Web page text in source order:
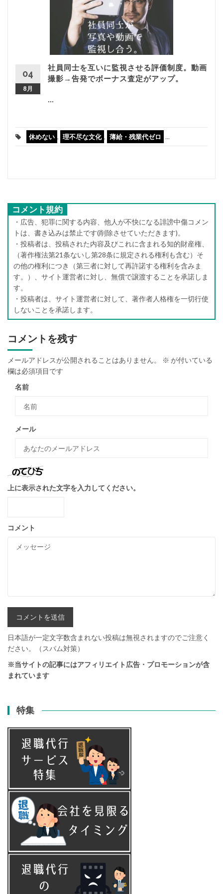
04
8月
社員同士を互いに監視させる評価制度。動画
撮影→告発でボーナス査定がアップ。
...
休めない , 理不尽な文化 , 薄給・残業代ゼロ ...
コメント規約
・広告、犯罪に関する内容、他人が不快になる誹謗中傷コメン
トは、書き込みは禁止です(削除させていただきます)。
・投稿者は、投稿された内容及びこれに含まれる知的財産権、
（著作権法第21条ないし第28条に規定される権利も含む）そ
の他の権利につき（第三者に対して再許諾する権利を含みま
す。）、サイト運営者に対し、無償で譲渡することを承諾しま
す。
・投稿者は、サイト運営者に対して、著作者人格権を一切行使
しないことを承諾します。
コメントを残す
メールアドレスが公開されることはありません。 ※ が付いている
欄は必須項目です
名前
メール
上に表示された文字を入力してください。
コメント
日本語が一定文字数含まれない投稿は無視されますのでご注意く
ださい。（スパム対策）
※当サイトの記事にはアフィリエイト広告・プロモーションが含
まれています
特集